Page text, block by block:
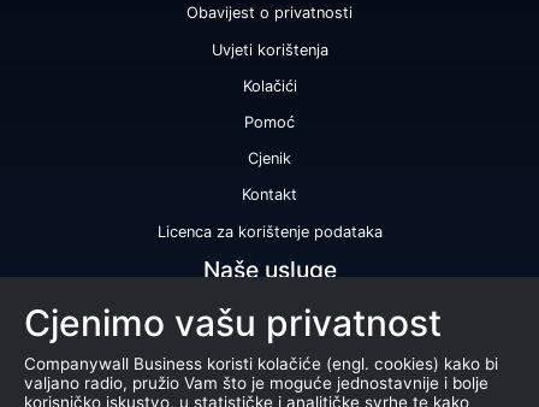
Obavijest o privatnosti
Uvjeti korištenja
Kolačići
Pomoć
Cjenik
Kontakt
Licenca za korištenje podataka
Naše usluge
Bonitetna ocjena
Bonitetno izvješće
Certifikat bonitetne izvrsnosti
Cjenimo vašu privatnost
Companywall Business koristi kolačiće (engl. cookies) kako bi
valjano radio, pružio Vam što je moguće jednostavnije i bolje
korisničko iskustvo, u statističke i analitičke svrhe te kako